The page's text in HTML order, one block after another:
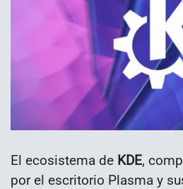
El ecosistema de KDE,
por el escritorio Plasma y